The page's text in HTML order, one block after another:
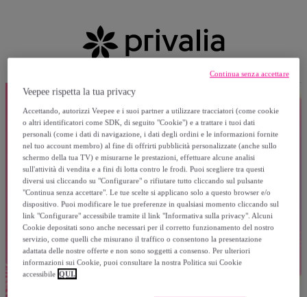
Veepee rispetta la tua privacy
Accettando, autorizzi Veepee e i suoi partner a utilizzare tracciatori (come cookie
o altri identificatori come SDK, di seguito "Cookie") e a trattare i tuoi dati
personali (come i dati di navigazione, i dati degli ordini e le informazioni fornite
nel tuo account membro) al fine di offrirti pubblicità personalizzate (anche sullo
schermo della tua TV) e misurarne le prestazioni, effettuare alcune analisi
sull'attività di vendita e a fini di lotta contro le frodi. Puoi scegliere tra questi
diversi usi cliccando su "Configurare" o rifiutare tutto cliccando sul pulsante
"Continua senza accettare". Le tue scelte si applicano solo a questo browser e/o
dispositivo. Puoi modificare le tue preferenze in qualsiasi momento cliccando sul
link "Configurare" accessibile tramite il link "Informativa sulla privacy". Alcuni
Cookie depositati sono anche necessari per il corretto funzionamento del nostro
servizio, come quelli che misurano il traffico o consentono la presentazione
adattata delle nostre offerte e non sono soggetti a consenso. Per ulteriori
informazioni sui Cookie, puoi consultare la nostra Politica sui Cookie
accessibile QUI.
Continua senza accettare